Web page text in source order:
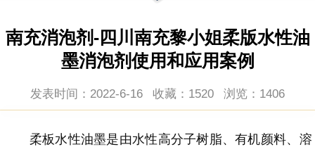
南充消泡剂-四川南充黎小姐柔版水性油
墨消泡剂使用和应用案例
发表时间：2022-6-16 收藏：1520 浏览： 1406
柔板水性油墨是由水性高分子树脂、有机颜料、溶